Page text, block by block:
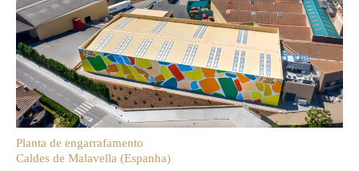
Planta de engarrafamento
Caldes de Malavella (Espanha)